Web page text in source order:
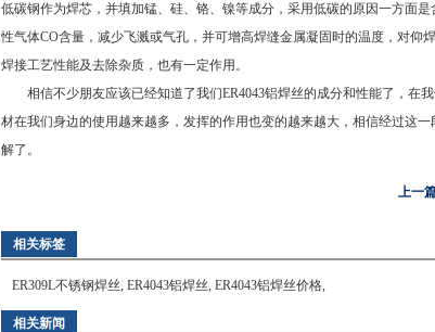
低碳钢作为焊芯，并填加锰、硅、铬、镍等成分，采用低碳的原因一方面
性气体CO含量，减少飞溅或气孔，并可增高焊缝金属凝固时的温度，对
焊接工艺性能及去除杂质，也有一定作用。
相信不少朋友应该已经知道了我们ER4043铝焊丝的成分和性能了，在我
材在我们身边的使用越来越多，发挥的作用也变的越来越大，相信经过这
解了。
上一
相关标签
ER309L不锈钢焊丝, ER4043铝焊丝, ER4043铝焊丝价格,
相关新闻